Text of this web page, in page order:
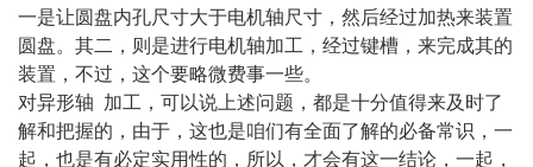
一是让圆盘内孔尺寸大于电机轴尺寸，然后经过加热来装置
圆盘。其二，则是进行电机轴加工，经过键槽，来完成其的
装置，不过，这个要略微费事一些。
对异形轴 加工，可以说上述问题，都是十分值得来及时了
解和把握的，由于，这也是咱们有全面了解的必备常识，一
起，也是有必定实用性的，所以，才会有这一结论，一起，